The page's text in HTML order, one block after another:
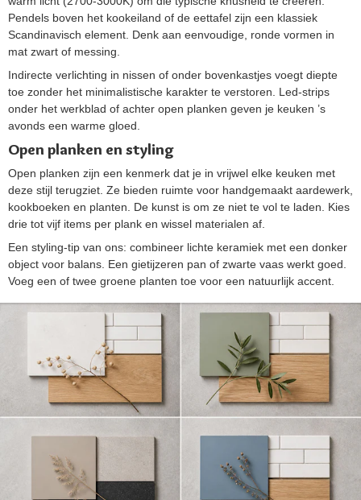
Pendels boven het kookeiland of de eettafel zijn een klassiek
Scandinavisch element. Denk aan eenvoudige, ronde vormen in
mat zwart of messing.
Indirecte verlichting in nissen of onder bovenkastjes voegt diepte
toe zonder het minimalistische karakter te verstoren. Led-strips
onder het werkblad of achter open planken geven je keuken ’s
avonds een warme gloed.
Open planken en styling
Open planken zijn een kenmerk dat je in vrijwel elke keuken met
deze stijl terugziet. Ze bieden ruimte voor handgemaakt aardewerk,
kookboeken en planten. De kunst is om ze niet te vol te laden. Kies
drie tot vijf items per plank en wissel materialen af.
Een styling-tip van ons: combineer lichte keramiek met een donker
object voor balans. Een gietijzeren pan of zwarte vaas werkt goed.
Voeg een of twee groene planten toe voor een natuurlijk accent.